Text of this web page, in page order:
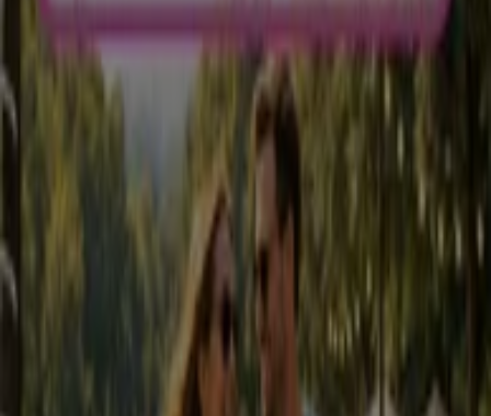
Pronto Wash em Porto — Ver lojas, telefones e horários
Outros Catálogos de Bancos e
Serviços em Porto
Dá gosto esta taxa para agosto